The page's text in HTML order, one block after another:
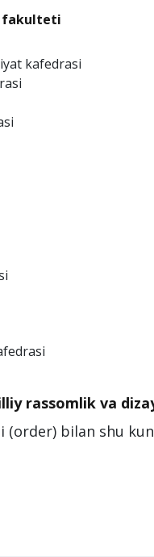
fakulteti
kafedrasi
rassomlik va
bilan shu